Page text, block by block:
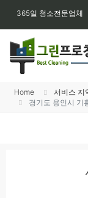
365일 청소전문업체
Home
서비스 지
경기도 용인시 기